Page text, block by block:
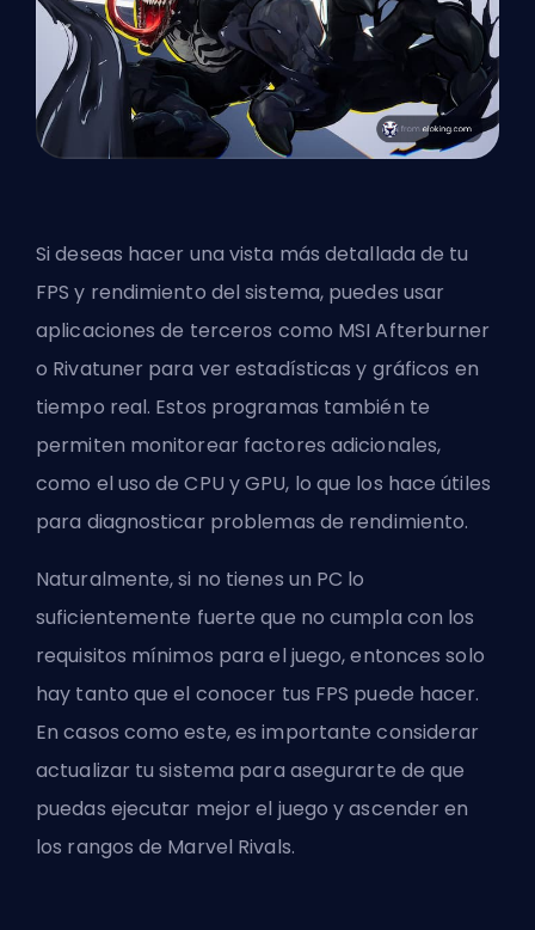
Si deseas hacer una vista más detallada de tu
FPS y rendimiento del sistema, puedes usar
aplicaciones de terceros como MSI Afterburner
o Rivatuner para ver estadísticas y gráficos en
tiempo real. Estos programas también te
permiten monitorear factores adicionales,
como el uso de CPU y GPU, lo que los hace útiles
para diagnosticar problemas de rendimiento.
Naturalmente, si no tienes un PC lo
suficientemente fuerte que no cumpla con los
requisitos mínimos para el juego, entonces solo
hay tanto que el conocer tus FPS puede hacer.
En casos como este, es importante considerar
actualizar tu sistema para asegurarte de que
puedas ejecutar mejor el juego yascender en
los rangos de Marvel Rivals.